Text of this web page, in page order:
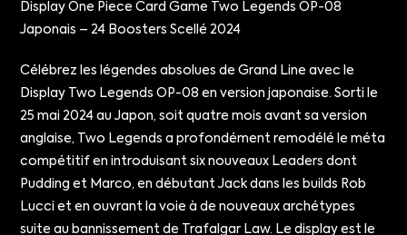
Display One Piece Card Game Two Legends OP-08
Japonais – 24 Boosters Scellé 2024
Célébrez les légendes absolues de Grand Line avec le
Display Two Legends OP-08 en version japonaise. Sorti le
25 mai 2024 au Japon, soit quatre mois avant sa version
anglaise, Two Legends a profondément remodélé le méta
compétitif en introduisant six nouveaux Leaders dont
Pudding et Marco, en débutant Jack dans les builds Rob
Lucci et en ouvrant la voie à de nouveaux archétypes
suite au bannissement de Trafalgar Law. Le display est le